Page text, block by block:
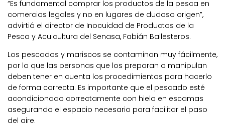
“Es fundamental comprar los productos de la pesca en
comercios legales y no en lugares de dudoso origen”,
advirtió el director de Inocuidad de Productos de la
Pesca y Acuicultura del Senasa, Fabián Ballesteros.
Los pescados y mariscos se contaminan muy fácilmente,
por lo que las personas que los preparan o manipulan
deben tener en cuenta los procedimientos para hacerlo
de forma correcta. Es importante que el pescado esté
acondicionado correctamente con hielo en escamas
asegurando el espacio necesario para facilitar el paso
del aire.